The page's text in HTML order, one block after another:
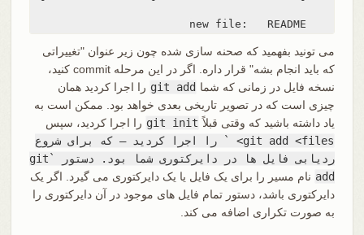
می تونید بفهمید که صحنه سازی شده چون زیر عنوان "تغییراتی
که باید انجام بشه" قرار داره. اگر در این مرحله commit کنید،
نسخه فایل در زمانی که شما git add را اجرا کردید همان
چیزی است که در تصویر تاریخی بعدی خواهد بود. ممکن است به
یاد داشته باشید که وقتی قبلاً git init را اجرا کردید، سپس
git add <files> ` را اجرا کردید — که برای شروع
ردیابی فایل ها در دایرکتوری شما بود. دستور `git
add نام مسیر را برای یک فایل یا یک دایرکتوری می گیرد. اگر یک
دایرکتوری باشد، دستور تمام فایل های موجود در آن دایرکتوری را
به صورت تکراری اضافه می کند.